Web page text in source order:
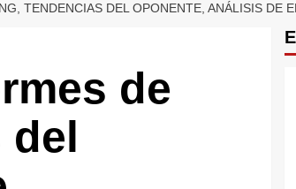
TENDENCIAS DEL OPONENTE, ANÁLISIS DE
de
del